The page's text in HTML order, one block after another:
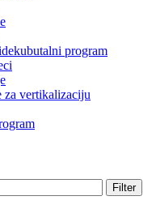
program
za vertikalizaciju
Filter